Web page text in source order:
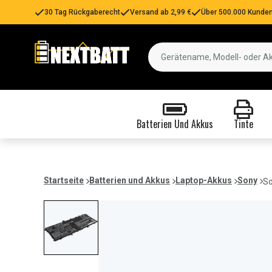
30 Tag Rückgaberecht Versand ab 2,99 € Über 500.000
Batterien Und Akkus Tinte
Startseite Batterien und Akkus Laptop-Akkus Sony